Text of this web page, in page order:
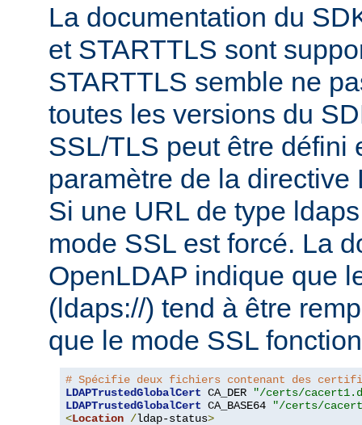
La documentation du
et STARTTLS sont
STARTTLS semble ne
toutes les versions du
SSL/TLS peut être défini
paramètre de la
Si une URL de type
mode SSL est forcé. La
OpenLDAP indique que
(ldaps://) tend à être
que le mode SSL
# Spécifie deux fichiers contenant des
LDAPTrustedGlobalCert CA_DER
"/certs/
LDAPTrustedGlobalCert CA_BASE64
"/certs/
<Location /ldap-status>